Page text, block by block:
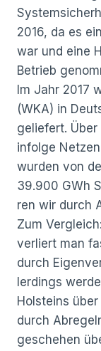
2016, da es
war und eine
Betrieb
Im Jahr 2017
(WKA) in
geliefert.
infolge
wurden von
39.900 GWh
ren wir durch
Zum
verliert man
durch
lerdings
Holsteins
durch
geschehen